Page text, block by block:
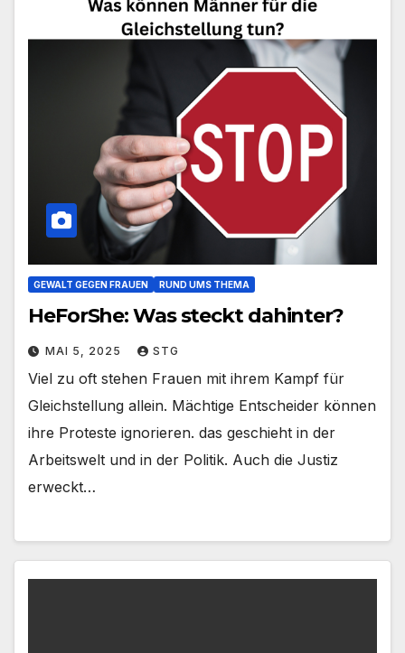
GEWALT GEGEN FRAUEN RUND UMS THEMA
HeForShe: Was steckt dahinter?
MAI 5, 2025 STG
Viel zu oft stehen Frauen mit ihrem Kampf für
Gleichstellung allein. Mächtige Entscheider können
ihre Proteste ignorieren. das geschieht in der
Arbeitswelt und in der Politik. Auch die Justiz
erweckt…